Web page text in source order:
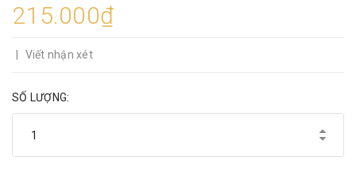
215.000₫
Viết nhận xét
SỐ LƯỢNG: